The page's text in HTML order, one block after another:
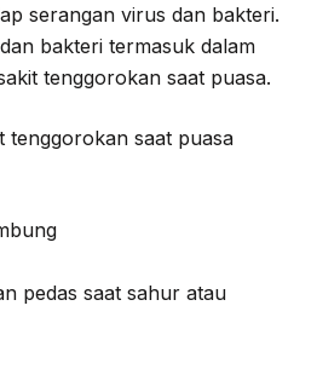
serangan virus dan bakteri.
bakteri termasuk dalam
tenggorokan saat puasa.
tenggorokan saat puasa
pedas saat sahur atau